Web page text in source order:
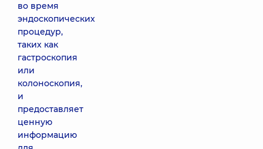
во время
эндоскопических
процедур,
таких как
гастроскопия
или
колоноскопия,
и
предоставляет
ценную
информацию